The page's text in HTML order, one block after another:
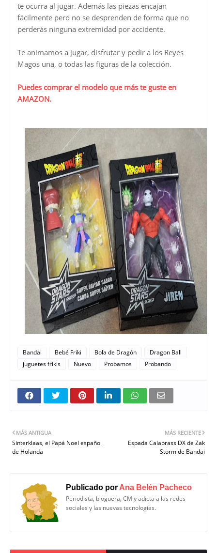
te ocurra al jugar. Además las piezas encajan
fácilmente pero no se desprenden de forma que no
perderás ninguna extremidad por accidente.
Te animamos a jugar, disfrutar y pedir a los Reyes
Magos una, o todas las figuras de la colección.
Puedes comprar el modelo que más te guste en
AMAZON.
Bandai Bebé Friki Bola de Dragón
Dragon Ball
juguetes frikis
Nuevo Probamos Probando
MÁS RECIENTE
Espada Calabrass DX de Zak
Storm de Bandai
MÁS ANTIGUA
Sinterklaas, el Papá Noel español
de Holanda
Publicado por Ana Belén Pacheco
Periodista, bloguera, CM y adicta a las redes
sociales y las nuevas tecnologías.